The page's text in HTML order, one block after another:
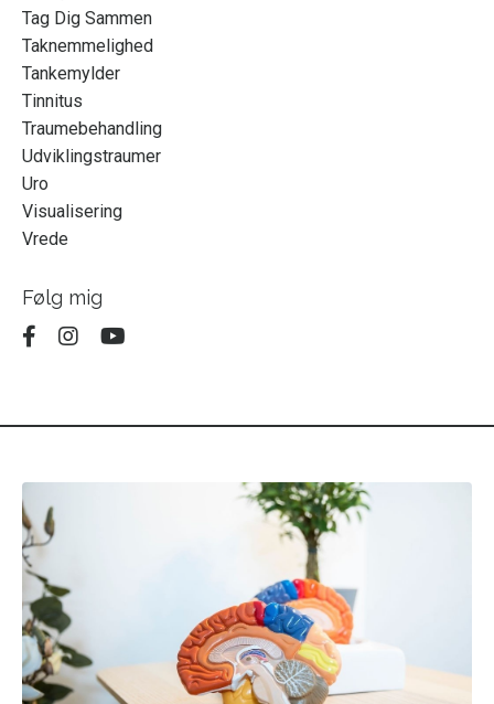
Tag Dig Sammen
Taknemmelighed
Tankemylder
Tinnitus
Traumebehandling
Udviklingstraumer
Uro
Visualisering
Vrede
Følg mig